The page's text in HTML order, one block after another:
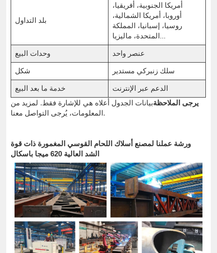
بلد التداول
أمريكا الجنوبية، أفريقيا،
أوروبا، أمريكا الشمالية،
روسيا، إسبانيا، المملكة
وحدات البيع
عنصر واحد
شكل
سلك زنبركي مستدير
خدمة ما بعد البيع
الدعم عبر الإنترنت
يرجى الملاحظةبيانات الجدول أعلاه هي للإشارة فقط. لمزيد من
المعلومات، يُرجى التواصل معنا.
ورشة عملنا لمصنع أسلاك اللحام القوسي المغمورة ذات قوة
الشد العالية 620 ميجا باسكال